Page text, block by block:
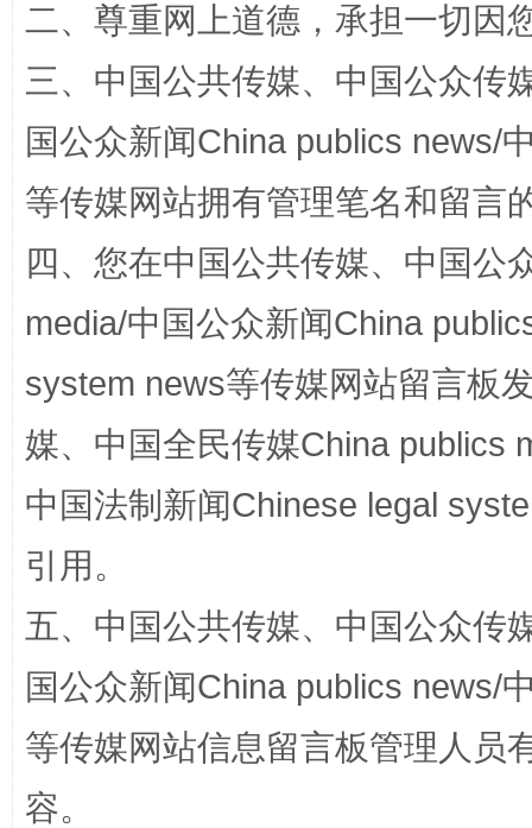
站台名比不上好声名
漫山遍野的桃花与雪山、麦地、白藏房 除
二、尊重网上道德，承担一切因
三、中国公共传媒、中国公众传
国公众新闻China publics news/
等传媒网站拥有管理笔名和留言
四、您在中国公共传媒、中国公
media/中国公众新闻China
system news等传媒网站留言板
媒、中国全民传媒China publics
中国法制新闻Chinese legal
引用。
五、中国公共传媒、中国公众传
国公众新闻China publics news/
等传媒网站信息留言板管理人员
容。